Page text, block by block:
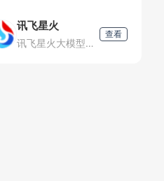
讯飞星火
讯飞星火大模型，是由科大讯飞推出的新一代认知智能大模型，拥有跨领域的知识和语言理解能力，能够基于自然对话方式理解与执行任务，提供语言理解、知识问答、逻辑推理、数学题解答、代码理解与编写等多种能力。
查看